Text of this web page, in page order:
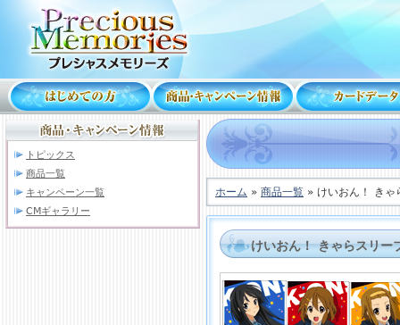
トピックス
商品一覧
キャンペーン一覧
CMギャラリー
ホーム » 商品一覧 » けいおん！ きゃ
けいおん！ きゃらスリー